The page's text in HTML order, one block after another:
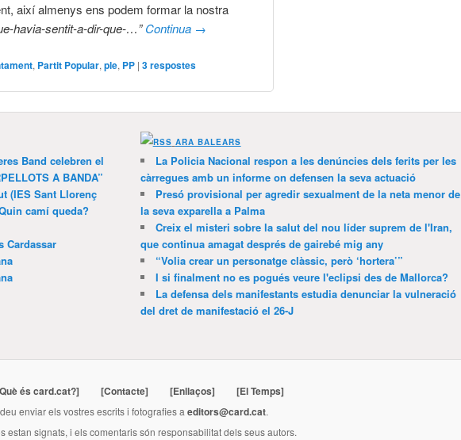
així almenys ens podem formar la nostra
havia-sentit-a-dir-que-…”Continua →
, Partit Popular,ple, PP |3respostes
Band celebren el
A BANDA”
(IES Sant Llorenç
camí queda?
Cardassar
ARA BALEARS
La Policia Nacional respon a les denúncies dels ferits per les
càrregues amb un informe on defensen la seva actuació
Presó provisional per agredir sexualment de la neta menor de
la seva exparella a Palma
Creix el misteri sobre la salut del nou líder suprem de l'Iran,
que continua amagat després de gairebé mig any
“Volia crear un personatge clàssic, però ‘hortera’”
I si finalment no es pogués veure l'eclipsi des de Mallorca?
La defensa dels manifestants estudia denunciar la vulneració
del dret de manifestació el 26-J
és card.cat?] [Contacte] [Enllaços] [El Temps]
enviar els vostres escrits i fotografies a editors@card.cat.
estan signats, i els comentaris són responsabilitat dels seus autors.